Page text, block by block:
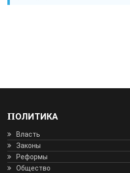
ПОЛИТИКА
Власть
Законы
Реформы
Общество